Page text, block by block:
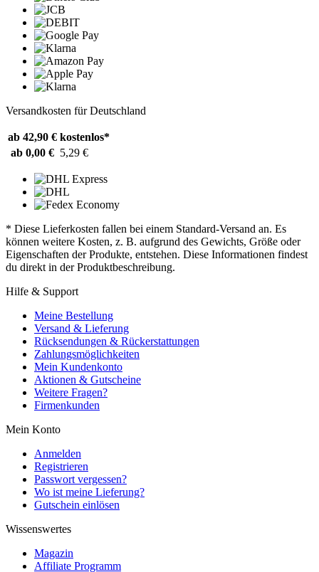
Versandkosten für Deutschland
ab 42,90 € kostenlos*
ab 0,00 € 5,29 €
* Diese Lieferkosten fallen bei einem Standard-Versand an. Es
können weitere Kosten, z. B. aufgrund des Gewichts, Größe oder
Eigenschaften der Produkte, entstehen. Diese Informationen findest
du direkt in der Produktbeschreibung.
Hilfe & Support
Meine Bestellung
Versand & Lieferung
Rücksendungen & Rückerstattungen
Zahlungsmöglichkeiten
Mein Kundenkonto
Aktionen & Gutscheine
Weitere Fragen?
Firmenkunden
Mein Konto
Anmelden
Registrieren
Passwort vergessen?
Wo ist meine Lieferung?
Gutschein einlösen
Wissenswertes
Magazin
Affiliate Programm